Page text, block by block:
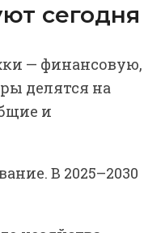
сегодня
— финансовую,
делятся на
и
В 2025–2030